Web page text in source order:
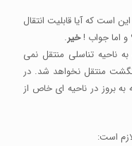
است که آیا قابلیت انتقال
و اما جواب !خیر.
ناحیه تناسلی منتقل نمی
منتقل نخواهد شد. در
به بروز در ناحیه ای خاص از